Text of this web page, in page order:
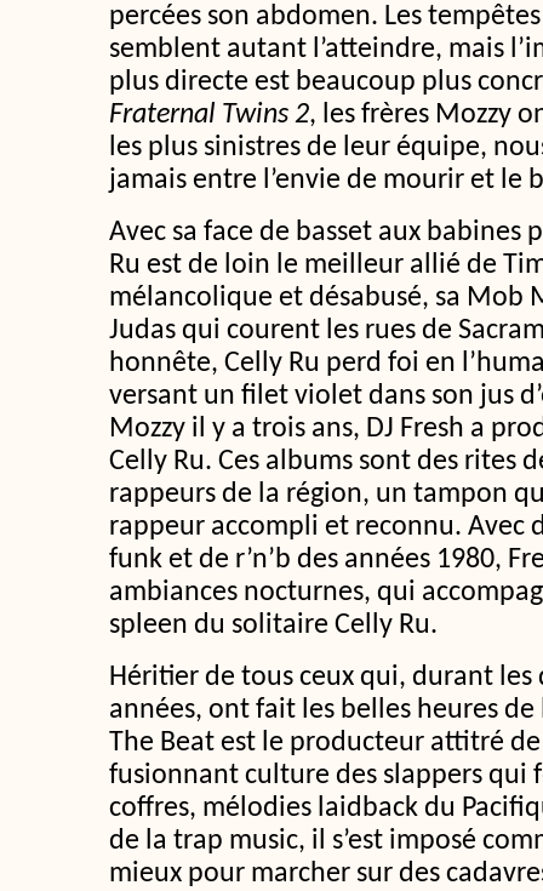
percées son abdomen. Les
semblent autant l’atteindre, mais
plus directe est beaucoup plus
Fraternal Twins 2, les frères Mozzy
les plus sinistres de leur équipe,
jamais entre l’envie de mourir et le
Avec sa face de basset aux babines
Ru est de loin le meilleur allié de
mélancolique et désabusé, sa Mob
Judas qui courent les rues de
honnête, Celly Ru perd foi en
versant un filet violet dans son jus
Mozzy il y a trois ans, DJ Fresh a
Celly Ru. Ces albums sont des rites
rappeurs de la région, un tampon
rappeur accompli et reconnu. Avec
funk et de r’n’b des années 1980,
ambiances nocturnes, qui
spleen du solitaire Celly Ru.
Héritier de tous ceux qui, durant les
années, ont fait les belles heures de
The Beat est le producteur attitré
fusionnant culture des slappers qui
coffres, mélodies laidback du
de la trap music, il s’est imposé
mieux pour marcher sur des